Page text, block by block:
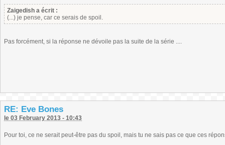
Zaigedish a écrit :
(...) je pense, car ce serais de spoil.
Pas forcément, si la réponse ne dévoile pas la suite de la série ....
RE: Eve Bones
le 03 February 2013 - 10:43
Pour toi, ce ne serait peut-être pas du spoil, mais tu ne sais pas ce que ces